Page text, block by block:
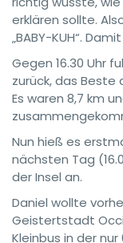
erklären sollte.
„BABY-KUH“.
Gegen 16.30 Uhr
zurück, das
Es waren 8,7 km
Nun hieß es
nächsten Tag
der Insel an.
Daniel wollte
Geistertstadt
Kleinbus in der